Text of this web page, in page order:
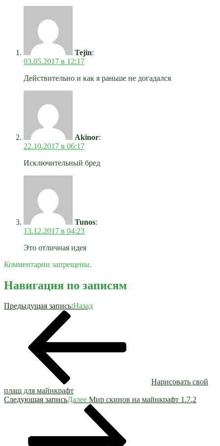
Tejin:
03.05.2017 в 12:17
Действительно и как я раньше не догадался
Akinor:
22.10.2017 в 06:17
Исключительный бред
Tunos:
13.12.2017 в 04:23
Это отличная идея
Комментарии запрещены.
Навигация по записям
Предыдущая запись:Назад
Нарисовать свой
плащ для майнкрафт
Следующая записьДалее Мир скинов на майнкрафт 1.7.2